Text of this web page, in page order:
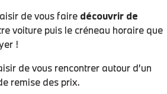
de vous faire découvrir de
voiture puis le créneau horaire que
!
de vous rencontrer autour d’un
remise des prix.